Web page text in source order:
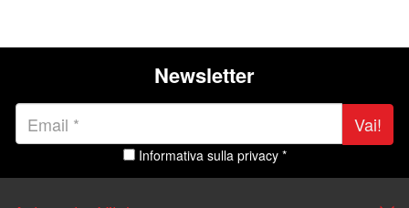
Newsletter
Vai!
Informativa sulla privacy *